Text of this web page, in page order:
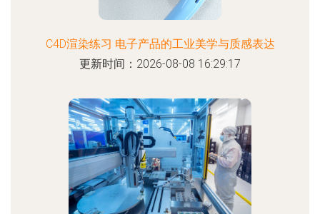
C4D渲染练习 电子产品的工业美学与质感表达
更新时间：2026-08-08 16:29:17